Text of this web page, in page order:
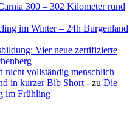
300 – 302 Kilometer rund
im Winter – 24h Burgenland
Vier neue zertifizierte
nicht vollständig menschlich
in kurzer Bib Short - zu Die
im Frühling